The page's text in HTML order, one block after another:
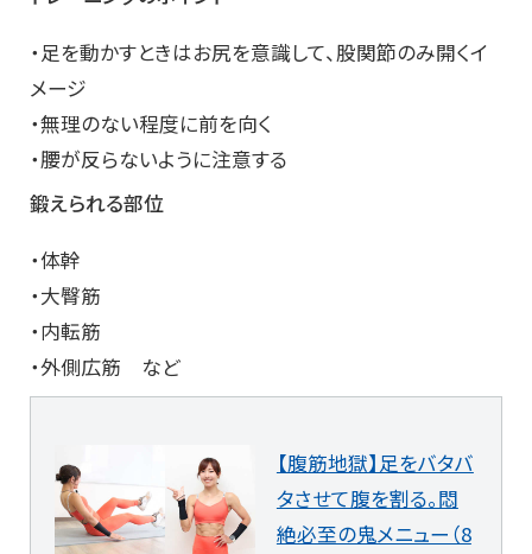
・足を動かすときはお尻を意識して、股関節のみ開くイ
メージ
・無理のない程度に前を向く
・腰が反らないように注意する
鍛えられる部位
・体幹
・大臀筋
・内転筋
・外側広筋 など
【腹筋地獄】足をバタバ
タさせて腹を割る。悶
絶必至の鬼メニュー（8